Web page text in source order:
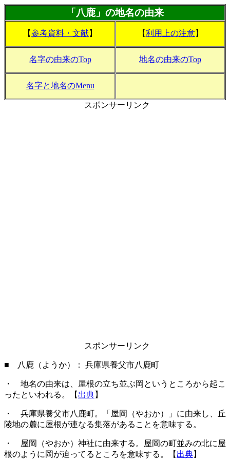
「八鹿」の地名の由来
【参考資料・文献】 【利用上の注意】
名字の由来のTop 地名の由来のTop
名字と地名のMenu
スポンサーリンク
スポンサーリンク
■ 八鹿（ようか）： 兵庫県養父市八鹿町
・ 地名の由来は、屋根の立ち並ぶ岡というところから起こ
ったといわれる。【 出典】
・ 兵庫県養父市八鹿町。「屋岡（やおか）」に由来し、丘
陵地の麓に屋根が連なる集落があることを意味する。
・ 屋岡（やおか）神社に由来する。屋岡の町並みの北に屋
根のように岡が迫ってるところを意味する。【 出典】